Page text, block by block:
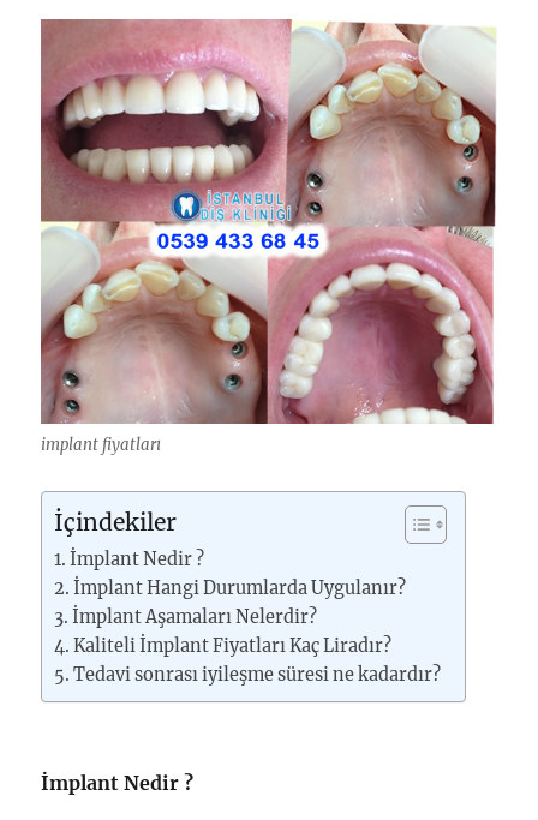
implant fiyatları
İçindekiler
İmplant Nedir ?
İmplant Hangi Durumlarda Uygulanır?
İmplant Aşamaları Nelerdir?
Kaliteli İmplant Fiyatları Kaç Liradır?
Tedavi sonrası iyileşme süresi ne kadardır?
İmplant Nedir ?